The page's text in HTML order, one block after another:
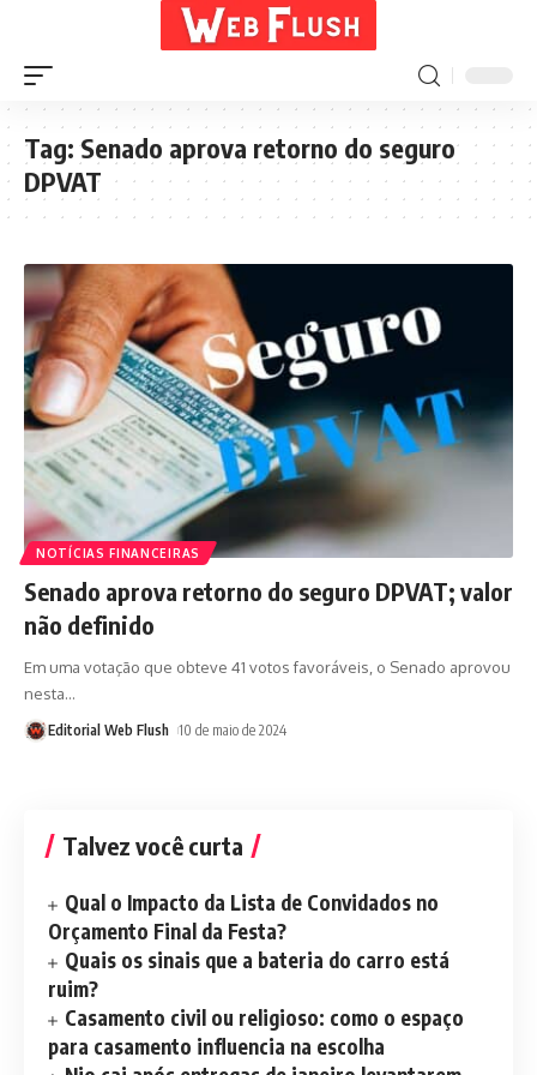
Tag:Senado aprova retorno do seguro
DPVAT
NOTÍCIAS FINANCEIRAS
Senado aprova retorno do seguro DPVAT; valor
não definido
Em uma votação que obteve 41 votos favoráveis, o Senado aprovou
nesta…
Editorial Web Flush 10 de maio de 2024
Talvez você curta
Qual o Impacto da Lista de Convidados no
Orçamento Final da Festa?
Quais os sinais que a bateria do carro está
ruim?
Casamento civil ou religioso: como o espaço
para casamento influencia na escolha